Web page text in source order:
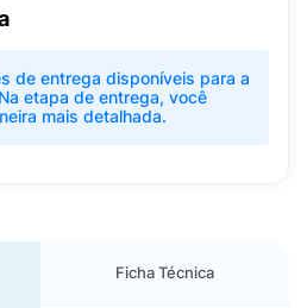
de entrega disponíveis para a
etapa de entrega, você
mais detalhada.
Ficha Técnica